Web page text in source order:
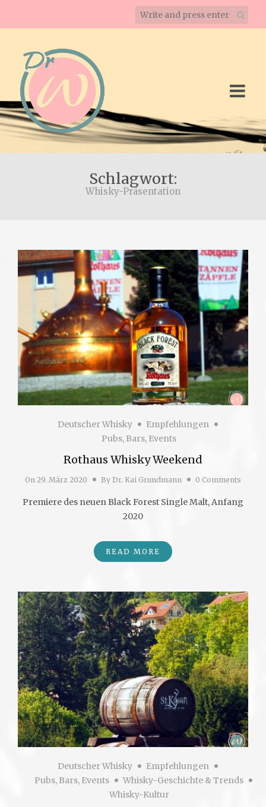
Schlagwort:
Whisky-Präsentation
Deutscher Whisky
Empfehlungen
Pubs, Bars, Events
Rothaus Whisky Weekend
On 29. März 2020 By Dr. Kai Grundmann 0 Comments
Premiere des neuen Black Forest Single Malt, Anfang
2020
READ MORE
Deutscher Whisky
Empfehlungen
Pubs, Bars, Events
Whisky-Geschichte & Trends
Whisky-Kultur